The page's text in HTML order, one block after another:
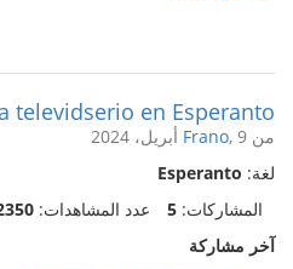
televidserio en Esperanto
من Frano, 9 أبريل، 2024
لغة: Esperanto
المشاركات: 5 عدد المشاهدات:
آخر مشاركة